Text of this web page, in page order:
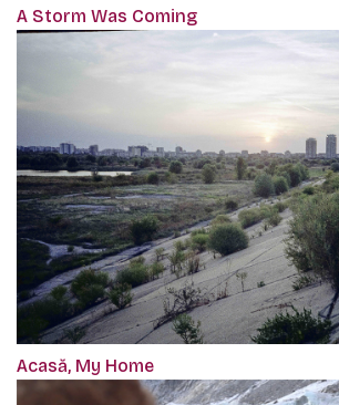
A Storm Was Coming
Acasă, My Home